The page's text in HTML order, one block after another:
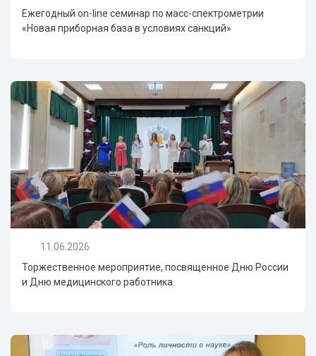
Ежегодный on-line семинар по масс-спектрометрии
«Новая приборная база в условиях санкций»
11.06.2026
Торжественное мероприятие, посвященное Дню России
и Дню медицинского работника